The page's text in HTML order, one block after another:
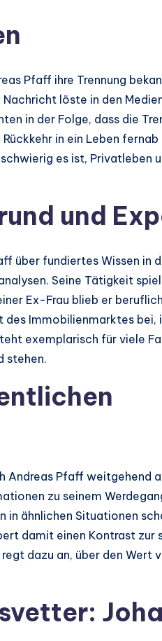
Pfaff ihre Trennung
löste in den
in der Folge, dass die
in ein Leben
es ist, Privatleben
und
über fundiertes Wissen in
Seine Tätigkeit
Ex-Frau blieb er
Immobilienmarktes bei,
exemplarisch für viele
stehen.
Andreas Pfaff weitgehend
zu seinem
in ähnlichen Situationen
damit einen Kontrast zur
dazu an, über den Wert